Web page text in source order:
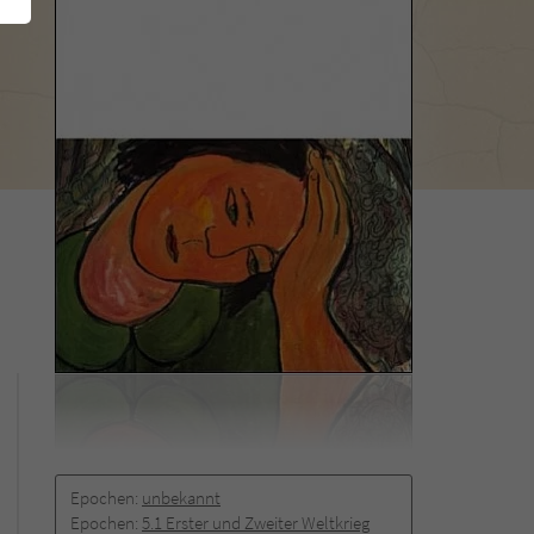
Epochen: unbekannt
Epochen: 5.1 Erster und Zweiter Weltkrieg